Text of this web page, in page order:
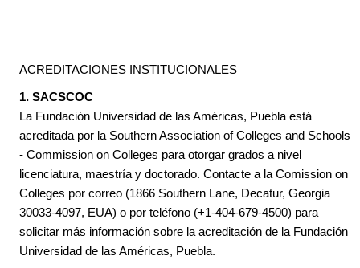
ACREDITACIONES INSTITUCIONALES
1. SACSCOC
La Fundación Universidad de las Américas, Puebla está
acreditada por la Southern Association of Colleges and Schools
- Commission on Colleges para otorgar grados a nivel
licenciatura, maestría y doctorado. Contacte a la Comission on
Colleges por correo (1866 Southern Lane, Decatur, Georgia
30033-4097, EUA) o por teléfono (+1-404-679-4500) para
solicitar más información sobre la acreditación de la Fundación
Universidad de las Américas, Puebla.